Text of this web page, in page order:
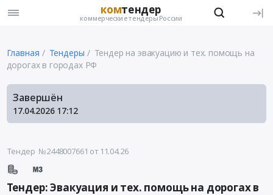
комтендер
коммерческие тендеры России
Главная Тендеры
Тендер на эвакуацию и тех. помощь на
дорогах в городах РФ
Завершён
17.04.2026 17:12
Тендер №2448007661 от 11.04.26
Тендер: Эвакуация и тех. помощь на дорогах в